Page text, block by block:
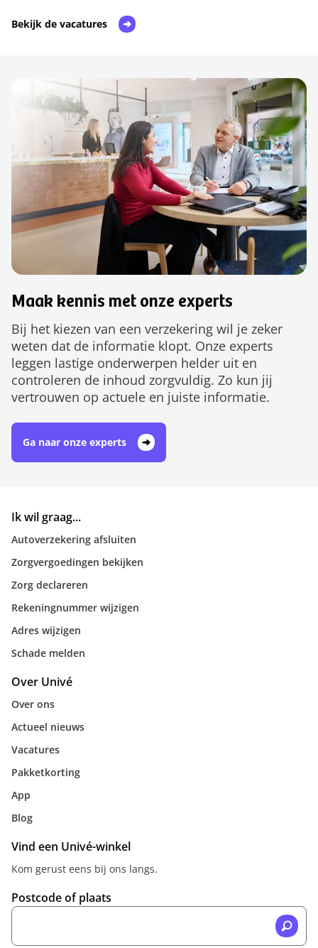
Bekijk de vacatures
Maak kennis met onze experts
Bij het kiezen van een verzekering wil je zeker
weten dat de informatie klopt. Onze experts
leggen lastige onderwerpen helder uit en
controleren de inhoud zorgvuldig. Zo kun jij
vertrouwen op actuele en juiste informatie.
Ga naar onze experts
Ik wil graag...
Autoverzekering afsluiten
Zorgvergoedingen bekijken
Zorg declareren
Rekeningnummer wijzigen
Adres wijzigen
Schade melden
Over Univé
Over ons
Actueel nieuws
Vacatures
Pakketkorting
App
Blog
Vind een Univé-winkel
Kom gerust eens bij ons langs.
Postcode of plaats